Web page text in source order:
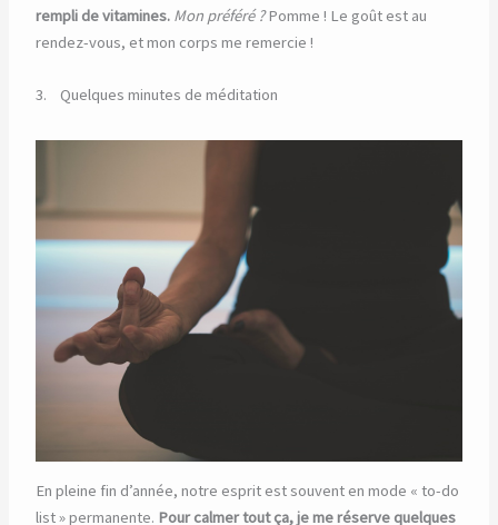
rempli de vitamines. Mon préféré ?Pomme ! Le goût est au
rendez-vous, et mon corps me remercie !
3. Quelques minutes de méditation
En pleine fin d’année, notre esprit est souvent en mode « to-do
list » permanente. Pour calmer tout ça, je me réserve quelques